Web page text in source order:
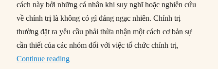
cách này bởi những cá nhân khi suy nghĩ hoặc nghiên cứu
về chính trị là không có gì đáng ngạc nhiên. Chính trị
thường đặt ra yêu cầu phải thừa nhận một cách cơ bản sự
cần thiết của các nhóm đối với việc tổ chức chính trị,
Continue reading“#148 – Xã hội dân sự là gì?”